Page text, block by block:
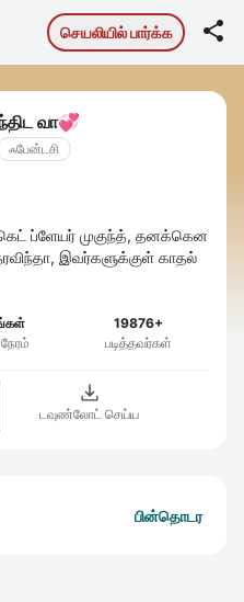
செயலியில் பார்க்க 
வா💞
ஃபேன்டசி
ப்ளேயர் முகுந்த், தனக்கென
இவர்களுக்குள் காதல்
19876+
படித்தவர்கள்
டவுண்லோட் செய்ய
பின்தொடர